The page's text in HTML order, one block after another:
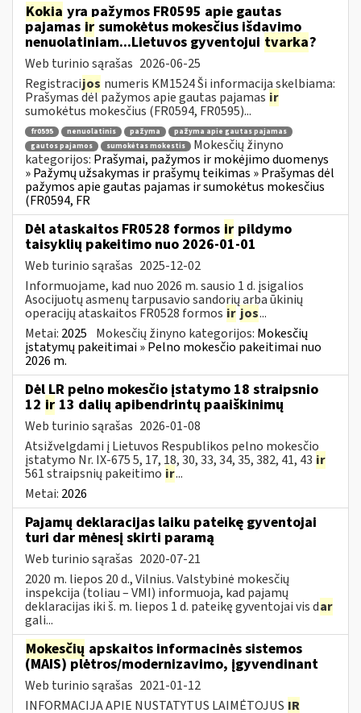
Kokia yra pažymos FR0595 apie gautas
pajamas ir sumokėtus mokesčius išdavimo
nenuolatiniam...Lietuvos gyventojui tvarka?
Web turinio sąrašas 2026-06-25
Registracijos numeris KM1524 Ši informacija skelbiama:
Prašymas dėl pažymos apie gautas pajamas ir
sumokėtus mokesčius (FR0594, FR0595)...
fr0595 nenuolatinis pažyma
pažyma apie gautas pajamas
gautos pajamos
sumokėtas mokestis
Mokesčių žinyno
kategorijos: Prašymai, pažymos ir mokėjimo duomenys
» Pažymų užsakymas ir prašymų teikimas » Prašymas dėl
pažymos apie gautas pajamas ir sumokėtus mokesčius
(FR0594, FR
Dėl ataskaitos FR0528 formos ir pildymo
taisyklių pakeitimo nuo 2026-01-01
Web turinio sąrašas 2025-12-02
Informuojame, kad nuo 2026 m. sausio 1 d. įsigalios
Asocijuotų asmenų tarpusavio sandorių arba ūkinių
operacijų ataskaitos FR0528 formos ir jos...
Metai: 2025 Mokesčių žinyno kategorijos: Mokesčių
įstatymų pakeitimai » Pelno mokesčio pakeitimai nuo
2026 m.
Dėl LR pelno mokesčio įstatymo 18 straipsnio
12 ir 13 dalių apibendrintų paaiškinimų
Web turinio sąrašas 2026-01-08
Atsižvelgdami į Lietuvos Respublikos pelno mokesčio
įstatymo Nr. IX-675 5, 17, 18, 30, 33, 34, 35, 382, 41, 43 ir
561 straipsnių pakeitimo ir...
Metai: 2026
Pajamų deklaracijas laiku pateikę gyventojai
turi dar mėnesį skirti paramą
Web turinio sąrašas 2020-07-21
2020 m. liepos 20 d., Vilnius. Valstybinė mokesčių
inspekcija (toliau – VMI) informuoja, kad pajamų
deklaracijas iki š. m. liepos 1 d. pateikę gyventojai vis dar
gali...
Mokesčių apskaitos informacinės sistemos
(MAIS) plėtros/modernizavimo, įgyvendinant
Web turinio sąrašas 2021-01-12
INFORMACIJA APIE NUSTATYTUS LAIMĖTOJUS IR